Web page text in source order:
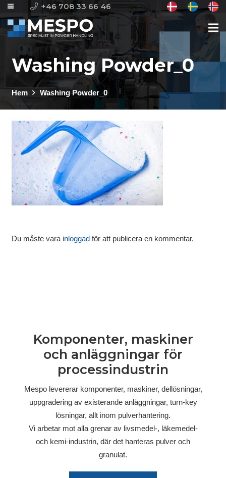
+46 708 33 66 46
Washing Powder_0
Hem Washing Powder_0
Du måste vara inloggadför att publicera en kommentar.
Komponenter, maskiner
och anläggningar för
processindustrin
Mespo levererar komponenter, maskiner, dellösningar,
uppgradering av existerande anläggningar, turn-key
lösningar, allt inom pulverhantering.
Vi arbetar mot alla grenar av livsmedel-, läkemedel-
och kemi-industrin, där det hanteras pulver och
granulat.